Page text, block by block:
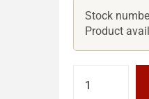
Stock
Product